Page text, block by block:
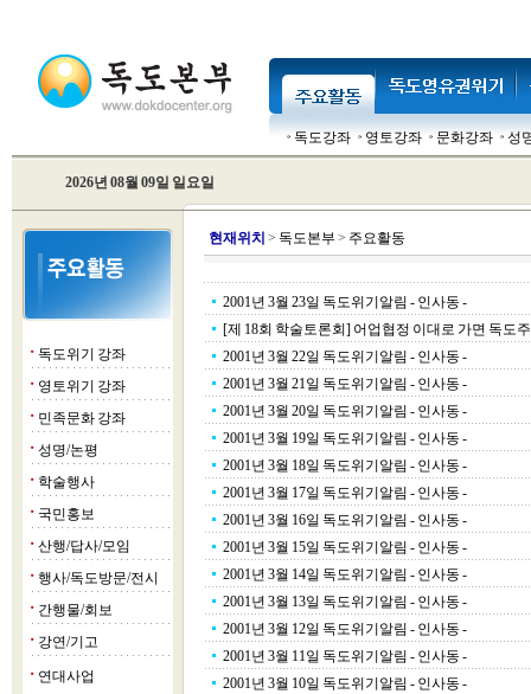
독도강좌 영토강좌 문화강좌 성
2026년 08월 09일 일요일
■ 독도위기 강좌
■ 영토위기 강좌
■ 민족문화 강좌
■ 성명/논평
■ 학술행사
■ 국민홍보
■ 산행/답사/모임
■ 행사/독도방문/전시
■ 간행물/회보
■ 강연/기고
■ 연대사업
현재위치 > 독도본부 > 주요활동
2001년 3월 23일 독도위기알림 - 인사동 -
[제 18회 학술토론회] 어업협정 이대로 가면 독도
2001년 3월 22일 독도위기알림 - 인사동 -
2001년 3월 21일 독도위기알림 - 인사동 -
2001년 3월 20일 독도위기알림 - 인사동 -
2001년 3월 19일 독도위기알림 - 인사동 -
2001년 3월 18일 독도위기알림 - 인사동 -
2001년 3월 17일 독도위기알림 - 인사동 -
2001년 3월 16일 독도위기알림 - 인사동 -
2001년 3월 15일 독도위기알림 - 인사동 -
2001년 3월 14일 독도위기알림 - 인사동 -
2001년 3월 13일 독도위기알림 - 인사동 -
2001년 3월 12일 독도위기알림 - 인사동 -
2001년 3월 11일 독도위기알림 - 인사동 -
2001년 3월 10일 독도위기알림 - 인사동 -